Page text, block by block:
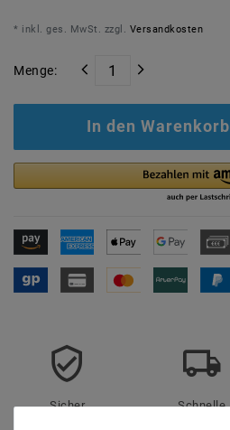
* inkl. ges. MwSt. zzgl. Versandkosten
Menge:
In den Warenkorb
Sicher
Schnelle